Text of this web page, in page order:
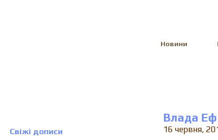
Новини
Свіжі дописи
Влада
16 червня,